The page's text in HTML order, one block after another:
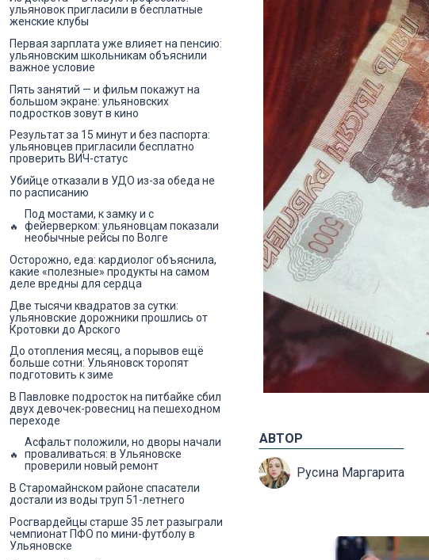
АВТОР
Русина Маргарита
ульяновок пригласили в бесплатные
женские клубы
Первая зарплата уже влияет на пенсию:
ульяновским школьникам объяснили
важное условие
Пять занятий — и фильм покажут на
большом экране: ульяновских
подростков зовут в кино
Результат за 15 минут и без паспорта:
ульяновцев пригласили бесплатно
проверить ВИЧ-статус
Убийце отказали в УДО из-за обеда не
по расписанию
Под мостами, к замку и с
фейерверком: ульяновцам показали
необычные рейсы по Волге
Осторожно, еда: кардиолог объяснила,
какие «полезные» продукты на самом
деле вредны для сердца
Две тысячи квадратов за сутки:
ульяновские дорожники прошлись от
Кротовки до Арского
До отопления месяц, а порывов ещё
больше сотни: Ульяновск торопят
подготовить к зиме
В Павловке подросток на питбайке сбил
двух девочек-ровесниц на пешеходном
переходе
Асфальт положили, но дворы начали
проваливаться: в Ульяновске
проверили новый ремонт
В Старомайнском районе спасатели
достали из воды труп 51-летнего
Росгвардейцы старше 35 лет разыграли
чемпионат ПФО по мини-футболу в
Ульяновске